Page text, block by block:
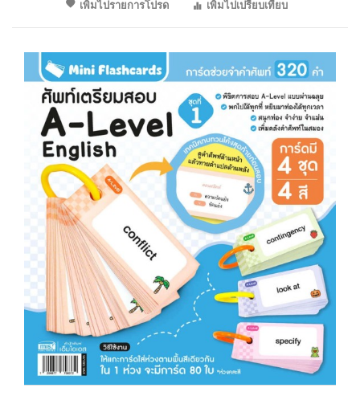
เพิ่มไปรายการโปรด เพิ่มไปเปรียบเทียบ